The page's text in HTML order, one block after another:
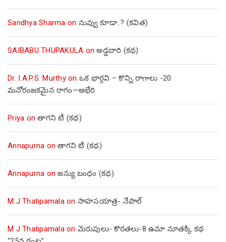
Sandhya Sharma on నువ్వు కూడా..? (కవిత)
SAIBABU THUPAKULA onఅడ్డదారి (కథ)
Dr. I.A.P.S. Murthyon ఒక భార్గవి – కొన్ని రాగాలు -20
మనోరంజకమైన రాగం—అభేరి
Priya onతాగని టీ (కథ)
Annapurna onతాగని టీ (కథ)
Annapurna onజన్యు బంధం (కథ)
M J Thatipamalaon సాహసయాత్ర- నేపాల్‌
M J Thatipamalaon మెరుపులు- కొరతలు-8 ఉమా నూతక్కి కథ